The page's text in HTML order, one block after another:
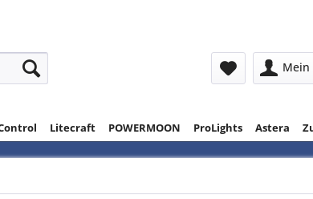
Mein
Litecraft POWERMOON ProLights Astera